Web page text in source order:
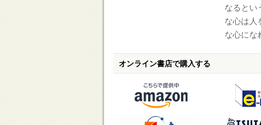
なるとい
な心は人
な心にな
オンライン書店で購入する